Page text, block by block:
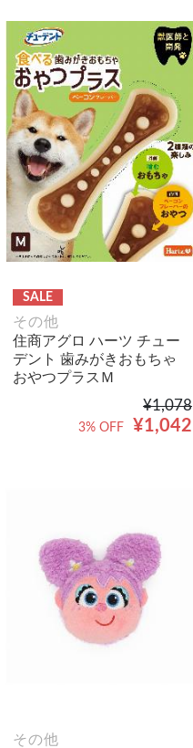
SALE
その他
住商アグロ ハーツ チュー
デント 歯みがきおもちゃ
おやつプラスＭ
¥1,078
¥1,042
3% OFF
その他